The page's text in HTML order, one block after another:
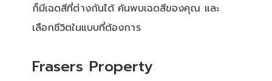
ก็มีเฉดสีที่ต่างกันได้ ค้นพบเฉดสีของคุณ และ
เลือกชีวิตในแบบที่ต้องการ
Frasers Property